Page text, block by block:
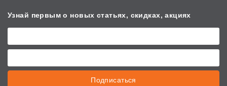
Узнай первым о новых статьях, скидках, акциях
Подписаться